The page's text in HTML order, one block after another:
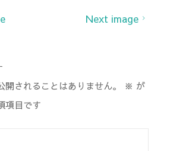
Next image
開されることはありません。 ※ が
項目です